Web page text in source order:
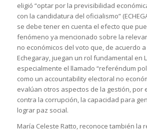
eligió “optar por la previsibilidad
con la candidatura del oficialismo”
se debe tener en cuenta el efecto que
fenómeno ya mencionado sobre la
no económicos del voto que, de acuerdo
Echegaray, juegan un rol fundamental en
especialmente el llamado “referéndum
como un accountability electoral no
evalúan otros aspectos de la gestión, por
contra la corrupción, la capacidad para
lograr paz social.
María Celeste Ratto, reconoce también la